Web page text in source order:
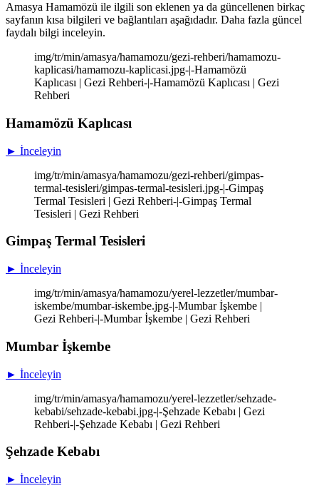
Amasya Hamamözü ile ilgili son eklenen ya da güncellenen birkaç
sayfanın kısa bilgileri ve bağlantıları aşağıdadır. Daha fazla güncel
faydalı bilgi inceleyin.
img/tr/min/amasya/hamamozu/gezi-rehberi/hamamozu-
kaplicasi/hamamozu-kaplicasi.jpg-|-Hamamözü
Kaplıcası | Gezi Rehberi-|-Hamamözü Kaplıcası | Gezi
Rehberi
Hamamözü Kaplıcası
► İnceleyin
img/tr/min/amasya/hamamozu/gezi-rehberi/gimpas-
termal-tesisleri/gimpas-termal-tesisleri.jpg-|-Gimpaş
Termal Tesisleri | Gezi Rehberi-|-Gimpaş Termal
Tesisleri | Gezi Rehberi
Gimpaş Termal Tesisleri
► İnceleyin
img/tr/min/amasya/hamamozu/yerel-lezzetler/mumbar-
iskembe/mumbar-iskembe.jpg-|-Mumbar İşkembe |
Gezi Rehberi-|-Mumbar İşkembe | Gezi Rehberi
Mumbar İşkembe
► İnceleyin
img/tr/min/amasya/hamamozu/yerel-lezzetler/sehzade-
kebabi/sehzade-kebabi.jpg-|-Şehzade Kebabı | Gezi
Rehberi-|-Şehzade Kebabı | Gezi Rehberi
Şehzade Kebabı
► İnceleyin